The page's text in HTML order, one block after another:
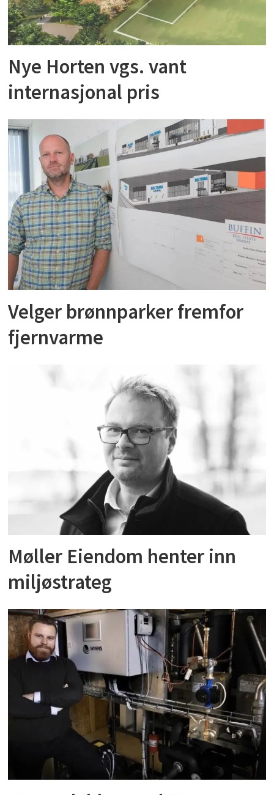
Nye Horten vgs. vant
internasjonal pris
Velger brønnparker fremfor
fjernvarme
Møller Eiendom henter inn
miljøstrateg